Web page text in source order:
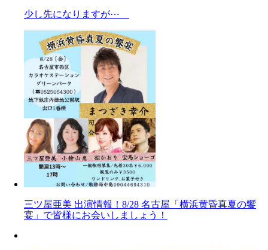
少し先になりますが⋯
三ツ屋亜美 出演情報！8/28 名古屋「横浜黄昏真夏の饗
宴」で皆様にお会いしましょう！